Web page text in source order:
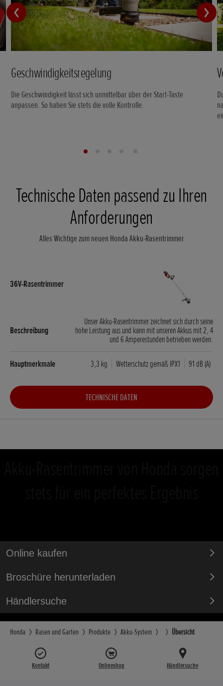
Geschwindigkeitsregelung
Die Geschwindigkeit lässt sich unmittelbar über der Start-Taste
anpassen. So haben Sie stets die volle Kontrolle.
Technische Daten passend zu Ihren
Anforderungen
Alles Wichtige zum neuen Honda Akku-Rasentrimmer
Unser Akku-Rasentrimmer zeichnet sich durch seine
hohe Leistung aus und kann mit unseren Akkus mit 2, 4
und 6 Amperestunden betrieben werden.
3,3 kg Wetterschutz gemäß IPX1 91 dB (A)
TECHNISCHE DATEN
Online kaufen
Broschüre herunterladen
Händlersuche
Honda Rasen und Garten Produkte Akku-System Übersicht
Kontakt Onlineshop Händlersuche